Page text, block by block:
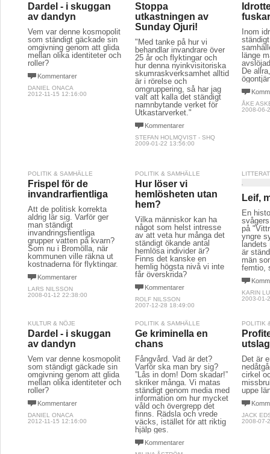
Dardel - i skuggan
av dandyn
Vem var denne kosmopolit
som ständigt gäckade sin
omgivning genom att glida
mellan olika identiteter och
roller?
Kommentarer
DANIEL ONACA
2012-11-15 12:16:00
Stoppa
utkastningen av
Sunday Ojuri!
"Med tanke på hur vi
behandlar invandrare över
25 år och flyktingar och
hur denna nyinkvisitoriska
skumraskverksamhet alltid
är i rörelse och
omgruppering, så har jag
valt att kalla det ständigt
namnbytande verket för
Utkastarverket."
Kommentarer
STEFAN HOLMQVIST - SHQ
2009-01-22 13:56:00
Inom
länge
De
ÅKE
2008-06-
POLITIK & SAMHÄLLE
Frispel för de
invandrarfientliga
Att de politisk korrekta
aldrig lär sig. Varför ger
man ständigt
invandringsfientliga
grupper vatten på kvarn?
Som nu i Bromölla, när
kommunen ville räkna ut
kostnaderna för flyktingar.
Kommentarer
LARS NILSSON
2008-01-12 22:38:00
POLITIK & SAMHÄLLE
Hur löser vi
hemlösheten utan
hem?
Vilka människor kan ha
något som helst intresse
av att veta hur många det
ständigt ökande antal
hemlösa individer är?
Finns det kanske en
hemlig högsta nivå vi inte
får överskrida?
Kommentarer
ROLF NILSSON
2007-12-28 18:49:00
Leif,
En
på
yngre
är
män
femtio,
KARIN
2003-01-
KULTUR & NÖJE
Dardel - i skuggan
av dandyn
Vem var denne kosmopolit
som ständigt gäckade sin
omgivning genom att glida
mellan olika identiteter och
roller?
Kommentarer
DANIEL ONACA
2012-11-15 12:16:00
POLITIK & SAMHÄLLE
Ge kriminella en
chans
Fångvård. Vad är det?
Varför ska man bry sig?
”Lås in dom! Dom skadar!”
skriker många. Vi matas
ständigt genom media med
information om hur mycket
våld och övergrepp det
finns. Rädsla och vrede
väcks, istället för att riktig
hjälp ges.
Kommentarer
POLITIK
Det är
cirkel
uppe
JACK
2008-07-